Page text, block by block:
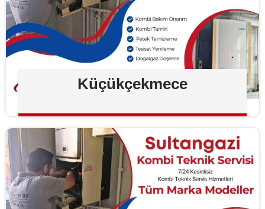
Küçükçekmece